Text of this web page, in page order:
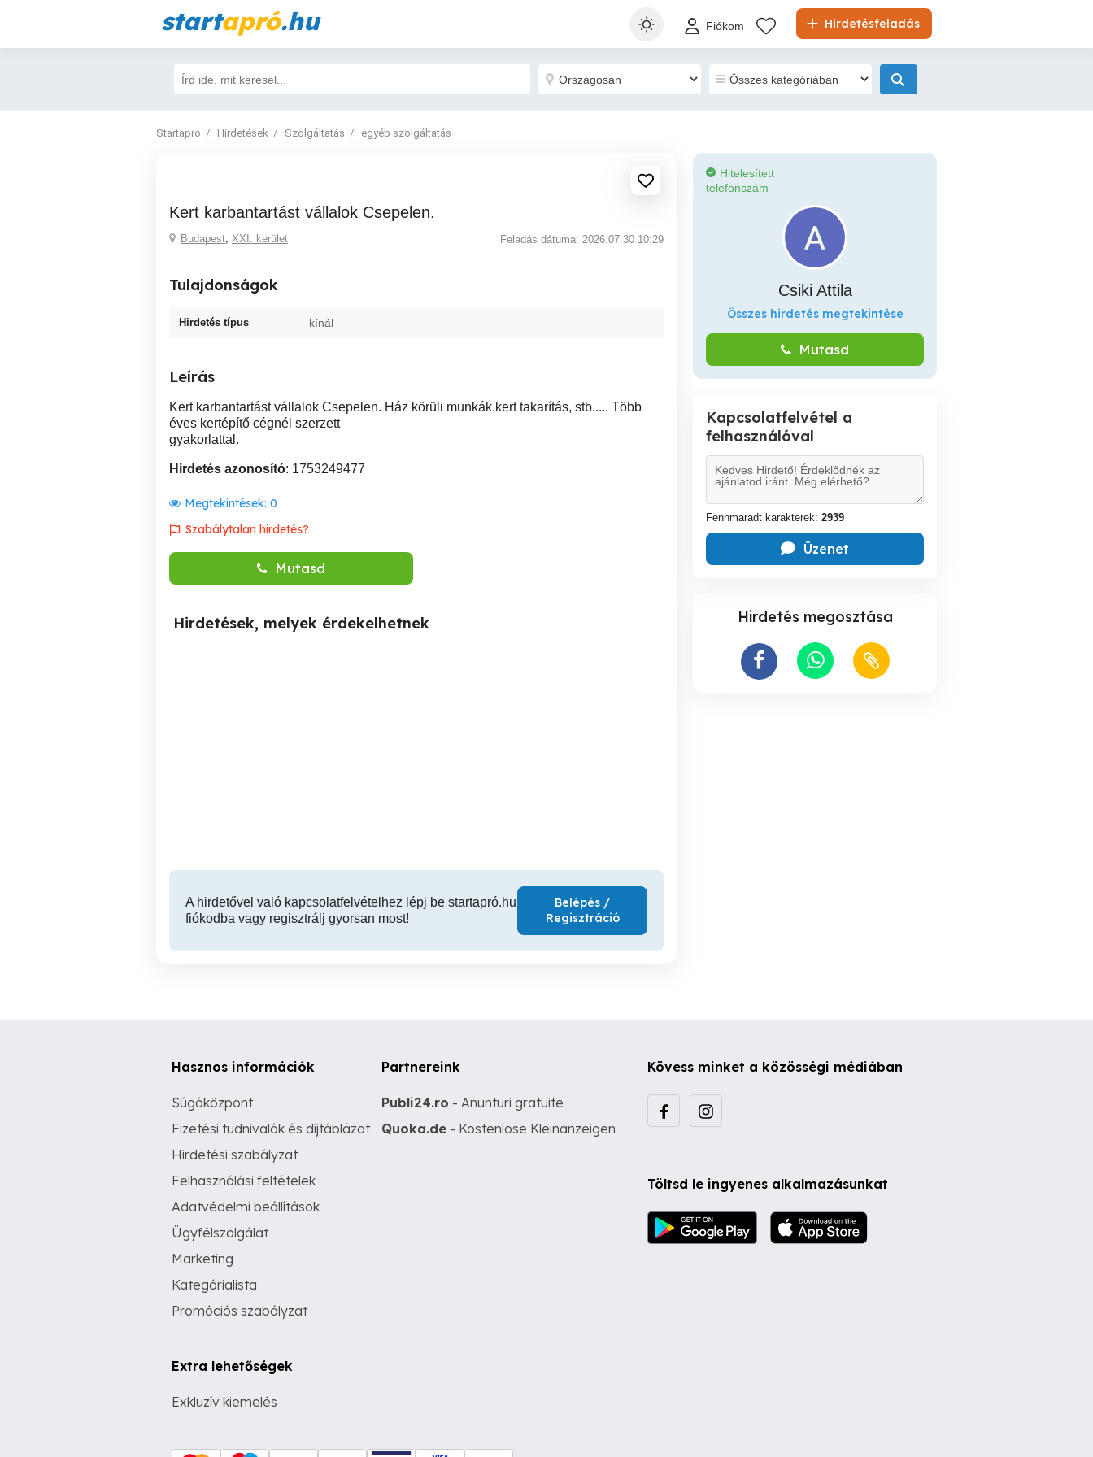
startapró.hu Hirdetésfeladás
Fiókom
Startapro Hirdetések Szolgáltatás egyéb szolgáltatás
Kert karbantartást vállalok Csepelen.
Budapest, XXI. kerület Feladás dátuma: 2026.07.30 10:29
Tulajdonságok
Hirdetés típus kínál
Leírás
Kert karbantartást vállalok Csepelen. Ház körüli munkák,kert takarítás, stb..... Több
éves kertépítő cégnél szerzett
gyakorlattal.
Hirdetés azonosító: 1753249477
Megtekintések: 0
Szabálytalan hirdetés?
Mutasd
Hirdetések, melyek érdekelhetnek
A hirdetővel való kapcsolatfelvételhez lépj be startapró.hu
fiókodba vagy regisztrálj gyorsan most!
Belépés /
Regisztráció
Hitelesített
telefonszám
Csiki Attila
Összes hirdetés megtekintése
Mutasd
Kapcsolatfelvétel a
felhasználóval
Fennmaradt karakterek: 2939
Üzenet
Hirdetés megosztása
Hasznos információk
Súgóközpont
Fizetési tudnivalók és díjtáblázat
Hirdetési szabályzat
Felhasználási feltételek
Adatvédelmi beállítások
Ügyfélszolgálat
Marketing
Kategórialista
Promóciós szabályzat
Extra lehetőségek
Exkluzív kiemelés
Partnereink
Publi24.ro - Anunturi gratuite
Quoka.de - Kostenlose Kleinanzeigen
Kövess minket a közösségi médiában
Töltsd le ingyenes alkalmazásunkat